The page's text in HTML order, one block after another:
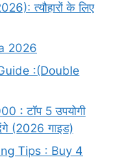
त्यौहारों के लिए
2026
:(Double
: टॉप 5 उपयोगी
(2026 गाइड)
Tips : Buy 4